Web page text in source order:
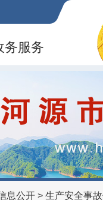
务服务
息公开 > 生产安全事